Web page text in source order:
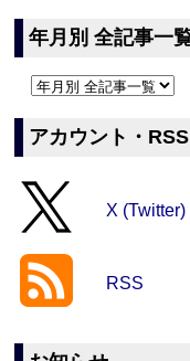
年月別 全記事一
アカウント・RSS
X (Twitter)
RSS